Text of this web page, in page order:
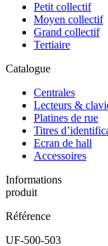
Petit collectif
Moyen collectif
Grand collectif
Tertiaire
Catalogue
Centrales
Lecteurs &
Platines de rue
Titres
Ecran de hall
Accessoires
Informations
produit
Référence
UF-500-503